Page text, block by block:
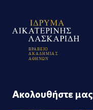
ΒΡΑΒΕΙΟ
ΑΚΑΔΗΜΙΑ Σ
Α ΘΗΝΩΝ
Ακολουθήστε μας